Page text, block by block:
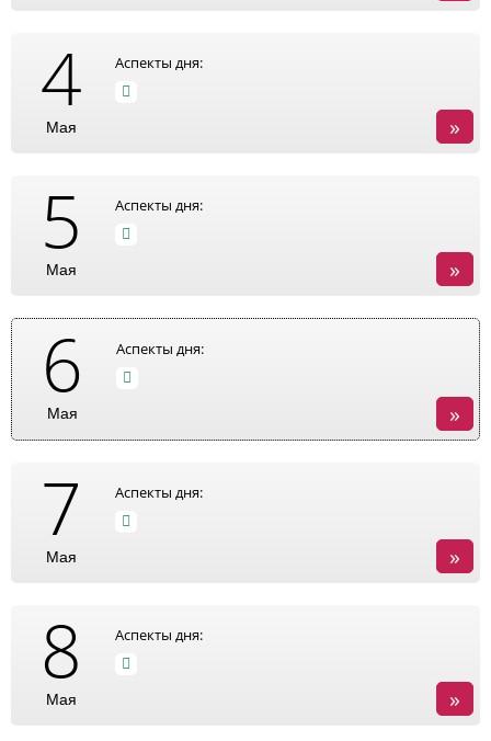
4
Мая
Аспекты дня:
»
5
Мая
Аспекты дня:
»
6
Мая
Аспекты дня:
»
7
Мая
Аспекты дня:
»
8
Мая
Аспекты дня:
»